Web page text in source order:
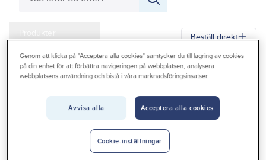
Produkter
Kampanjer
Outlet
Beställ direkt
Gelia Produkter Arbetsplats Förvaring
Väskor och lådor
Sortimentskåp
PELA 60 lådor
Genom att klicka på "Acceptera alla cookies" samtycker du till lagring av cookies
på din enhet för att förbättra navigeringen på webbplatsen, analysera
webbplatsens användning och bistå i våra marknadsföringsinsatser.
Avvisa alla Acceptera alla cookies
Cookie-inställningar